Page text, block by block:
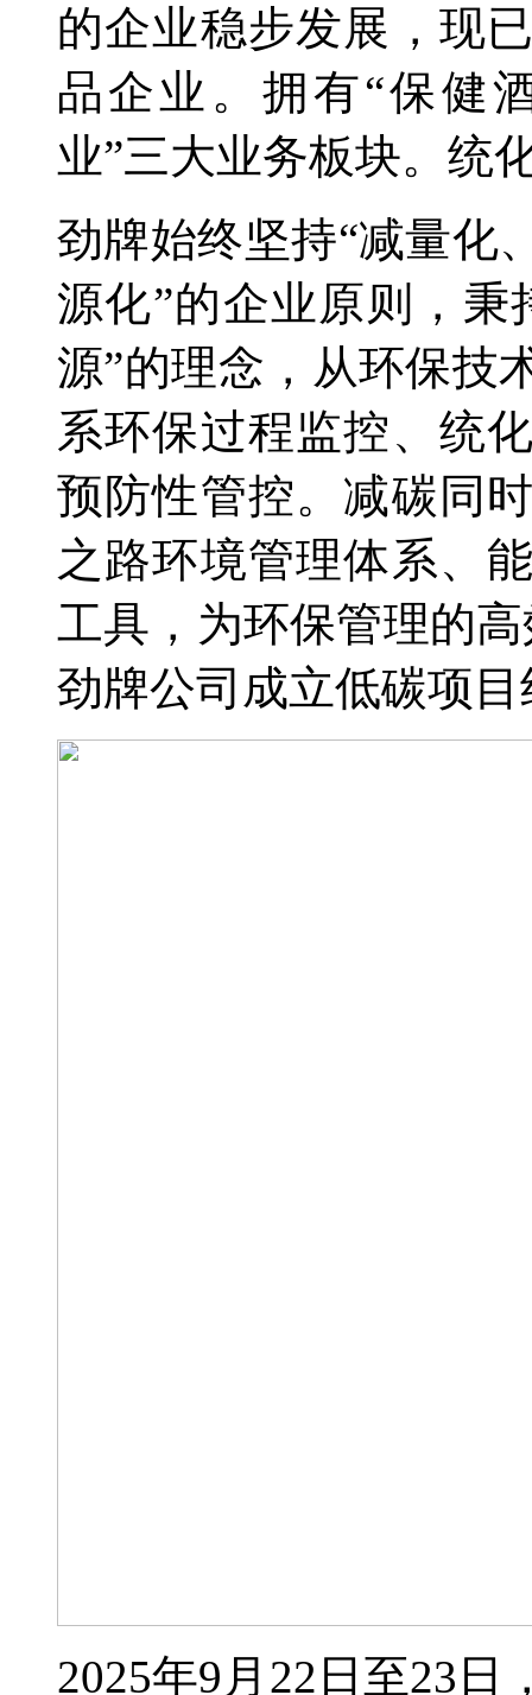
的企业稳步发展，现
品企业。拥有“保健
业”三大业务板块。统
劲牌始终坚持“减量化
源化”的企业原则，秉
源”的理念，从环保技
系环保过程监控、统
预防性管控。减碳同
之路环境管理体系、
工具，为环保管理的
劲牌公司成立低碳项
2025年9月22日至23